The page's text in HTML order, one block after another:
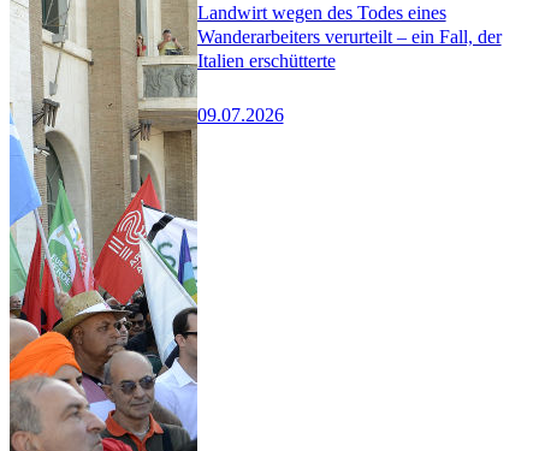
Landwirt wegen des Todes eines
Wanderarbeiters verurteilt – ein Fall, der
Italien erschütterte
09.07.2026